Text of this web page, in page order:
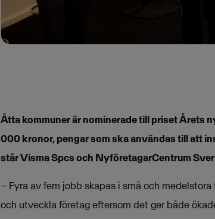
Åtta kommuner är nominerade till priset Årets
000 kronor, pengar som ska användas till att
står Visma Spcs och NyföretagarCentrum
– Fyra av fem jobb skapas i små och
och utveckla företag eftersom det ger både